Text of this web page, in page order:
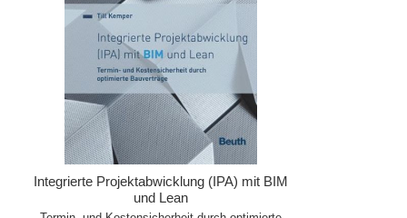
Integrierte Projektabwicklung (IPA) mit BIM
und Lean